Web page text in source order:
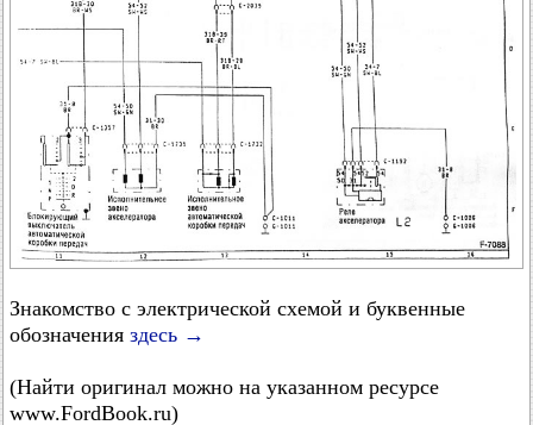
Знакомство с электрической схемой и буквенные
обозначения здесь →
(Найти оригинал можно на указанном ресурсе
www.FordBook.ru)